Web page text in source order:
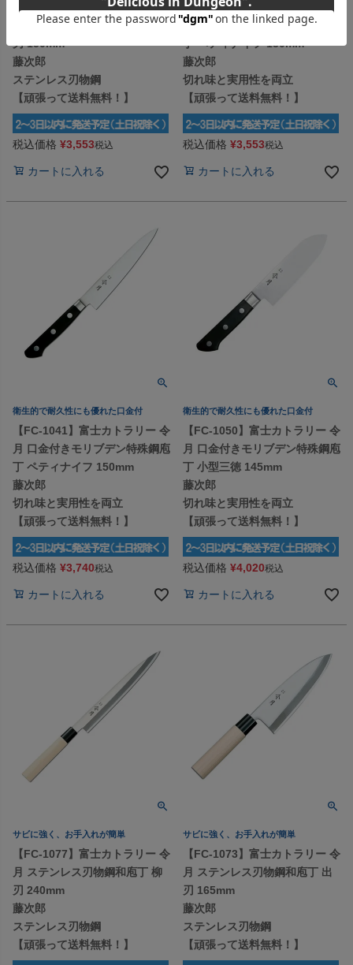
【FC-1072】富士カトラリー 令
月 ステンレス刃物鋼和庖丁 出
刃 150mm
藤次郎
ステンレス刃物鋼
【頑張って送料無料！】
税込価格 ¥3,553税込
カートに入れる
【FC-1040】富士カトラリー 令
月 口金付きモリブデン特殊鋼庖
丁 ペティナイフ 130mm
藤次郎
切れ味と実用性を両立
【頑張って送料無料！】
税込価格 ¥3,553税込
カートに入れる
衛生的で耐久性にも優れた口金付
【FC-1041】富士カトラリー 令
月 口金付きモリブデン特殊鋼庖
丁 ペティナイフ 150mm
藤次郎
切れ味と実用性を両立
【頑張って送料無料！】
税込価格 ¥3,740税込
カートに入れる
衛生的で耐久性にも優れた口金付
【FC-1050】富士カトラリー 令
月 口金付きモリブデン特殊鋼庖
丁 小型三徳 145mm
藤次郎
切れ味と実用性を両立
【頑張って送料無料！】
税込価格 ¥4,020税込
カートに入れる
サビに強く、お手入れが簡単
【FC-1077】富士カトラリー 令
月 ステンレス刃物鋼和庖丁 柳
刃 240mm
藤次郎
ステンレス刃物鋼
【頑張って送料無料！】
サビに強く、お手入れが簡単
【FC-1073】富士カトラリー 令
月 ステンレス刃物鋼和庖丁 出
刃 165mm
藤次郎
ステンレス刃物鋼
【頑張って送料無料！】